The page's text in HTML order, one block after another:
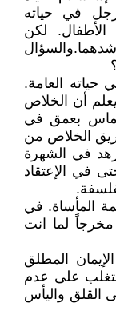
في حياته
الأطفال. لكن
حياته العامة.
أن الخلاص
بعمق في
الخلاص من
في الشهرة
في الإعتقاد
المأساة. في
مخرجاً لما انت
المطلق
على عدم
القلق واليأس